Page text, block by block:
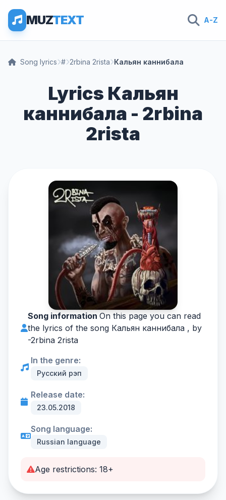
MUZTEXT A-Z
Song lyrics # 2rbina 2rista Кальян каннибала
Lyrics Кальян
каннибала - 2rbina
2rista
Song information On this page you can read
the lyrics of the song Кальян каннибала , by
-2rbina 2rista
In the genre:
Русский рэп
Release date:
23.05.2018
Song language:
Russian language
Age restrictions: 18+